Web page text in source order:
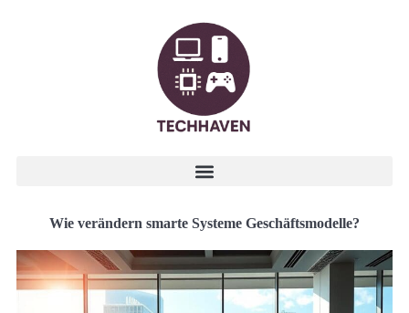
Wie verändern smarte Systeme Geschäftsmodelle?